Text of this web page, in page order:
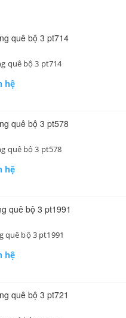
quê bộ 3 pt714
hệ
quê bộ 3 pt578
hệ
bộ 3 pt1991
hệ